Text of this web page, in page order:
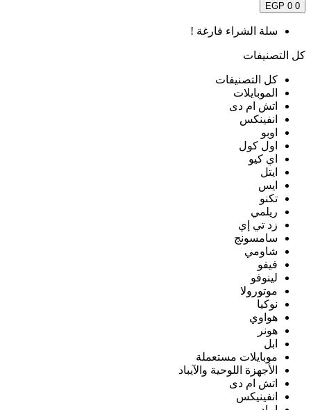
0
0 EGP
سلة الشراء فارغة !
كل التصنيفات
كل التصنيفات
الموبايلات
اتش ام دى
انفينكس
اوبو
اول كول
اي كيو
ايتل
ايس
تكنو
ريلمي
زد تي إي
سامسونج
شاومي
فيفو
لينوفو
موتورولا
نوكيا
هواوي
هونر
ابل
موبايلات مستعملة
الأجهزة اللوحية والآيباد
اتش ام دى
انفينيكس